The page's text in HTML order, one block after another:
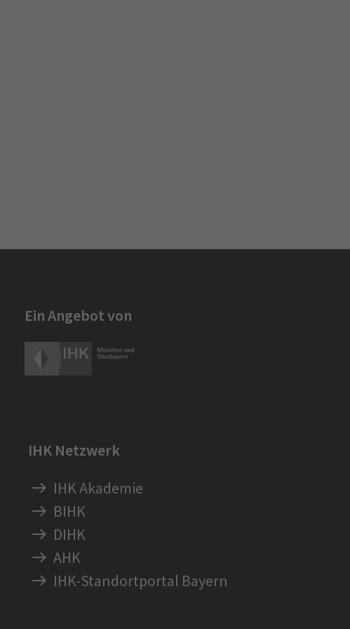
Ein Angebot von
IHK Netzwerk
IHK Akademie
BIHK
DIHK
AHK
IHK-Standortportal Bayern